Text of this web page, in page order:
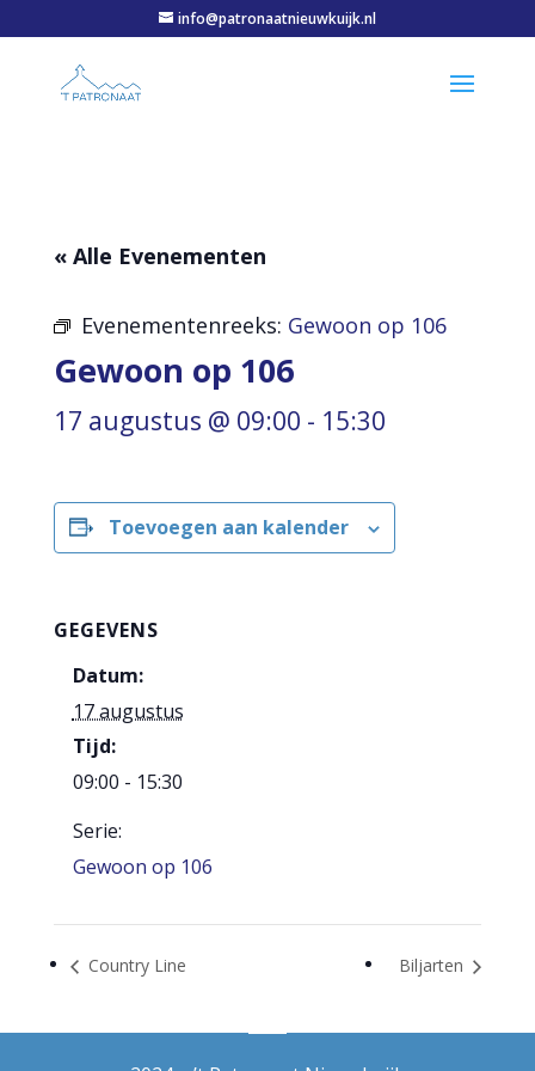
info@patronaatnieuwkuijk.nl
« Alle Evenementen
Evenementenreeks: Gewoon op 106
Gewoon op 106
17 augustus @ 09:00 - 15:30
Toevoegen aan kalender
GEGEVENS
Datum:
17 augustus
Tijd:
09:00 - 15:30
Serie:
Gewoon op 106
Country Line Biljarten